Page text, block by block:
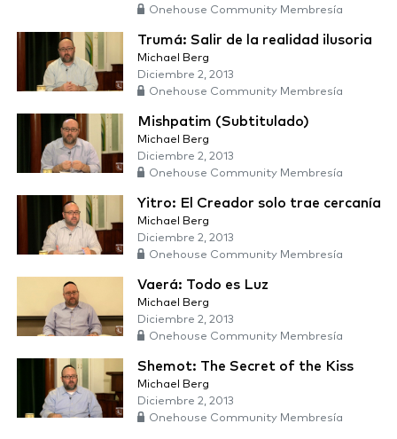
Onehouse Community Membresía
Trumá: Salir de la realidad ilusoria
Michael Berg
Diciembre 2, 2013
Onehouse Community Membresía
Mishpatim (Subtitulado)
Michael Berg
Diciembre 2, 2013
Onehouse Community Membresía
Yitro: El Creador solo trae cercanía
Michael Berg
Diciembre 2, 2013
Onehouse Community Membresía
Vaerá: Todo es Luz
Michael Berg
Diciembre 2, 2013
Onehouse Community Membresía
Shemot: The Secret of the Kiss
Michael Berg
Diciembre 2, 2013
Onehouse Community Membresía